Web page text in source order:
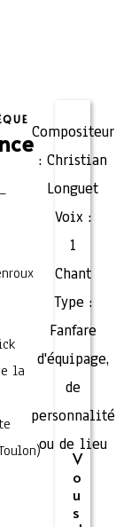
la
Compositeur
: Christian
Longuet
Voix :
1
Chant
Type :
Fanfare
d'équipage,
de
personnalité
ou de lieu
V
o
u
s